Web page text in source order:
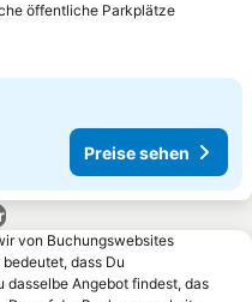
öffentliche ParkplätzePreise
Preise sehen
von Buchungswebsites
dass Du
dasselbe Angebot findest, das